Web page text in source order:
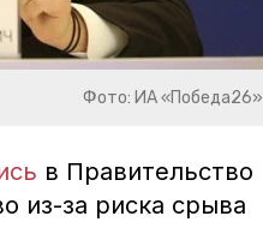
Фото: ИА «Победа26»
в Правительство
из-за риска срыва